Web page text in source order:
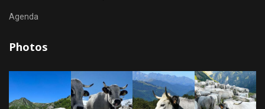
Agenda
Photos